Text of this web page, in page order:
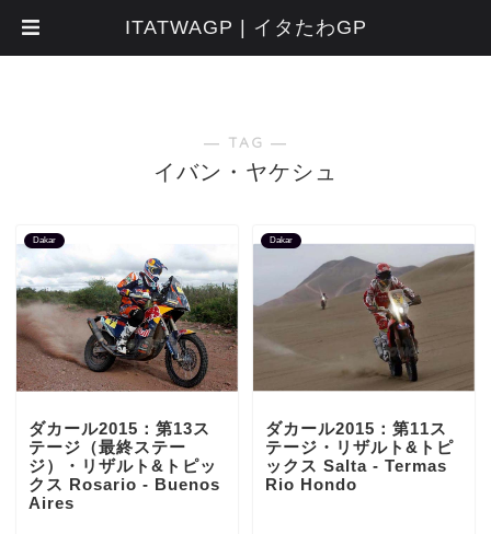
― TAG ―
イバン・ヤケシュ
Dakar
ダカール2015：第13ス
テージ（最終ステー
ジ）・リザルト&トピッ
クス Rosario - Buenos
Aires
Dakar
ダカール2015：第11ス
テージ・リザルト&トピ
ックス Salta - Termas
Rio Hondo
ITATWAGP | イタたわGP